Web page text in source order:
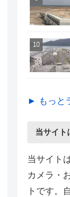
► もっと
当サイト
当サイト
カメラ・
トです。